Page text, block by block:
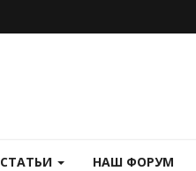
СТАТЬИ НАШ ФОРУМ